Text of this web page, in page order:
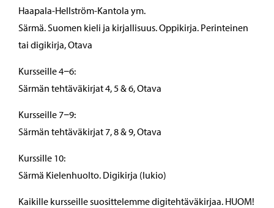
Haapala-Hellström-Kantola ym.
Särmä. Suomen kieli ja kirjallisuus. Oppikirja. Perinteinen
tai digikirja, Otava
Kursseille 4−6:
Särmän tehtäväkirjat 4, 5 & 6, Otava
Kursseille 7−9:
Särmän tehtäväkirjat 7, 8 & 9, Otava
Kurssille 10:
Särmä Kielenhuolto. Digikirja (lukio)
Kaikille kursseille suosittelemme digitehtäväkirjaa. HUOM!